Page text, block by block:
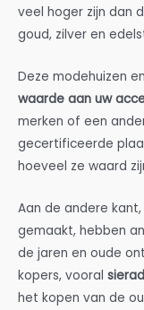
veel hoger zijn dan
goud, zilver en
Deze modehuizen
waarde aan uw
merken of een
gecertificeerde
hoeveel ze waard
Aan de andere
gemaakt, hebben
de jaren en oude
kopers, vooral
het kopen van de